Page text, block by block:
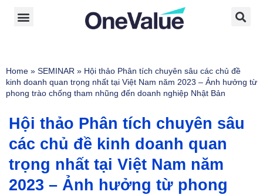
Home » SEMINAR » Hội thảo Phân tích chuyên sâu các chủ đề
kinh doanh quan trọng nhất tại Việt Nam năm 2023 – Ảnh hưởng từ
phong trào chống tham nhũng đến doanh nghiệp Nhật Bản
Hội thảo Phân tích chuyên sâu
các chủ đề kinh doanh quan
trọng nhất tại Việt Nam năm
2023 – Ảnh hưởng từ phong